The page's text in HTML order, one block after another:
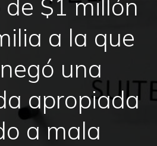
$1 millón
a la que
una
apropiada
a mala